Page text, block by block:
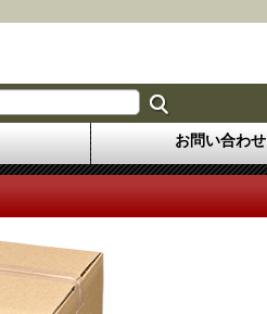
お問い合わせ